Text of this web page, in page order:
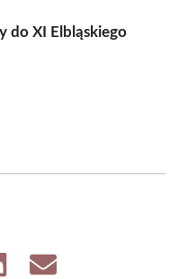
do XI Elbląskiego
Share